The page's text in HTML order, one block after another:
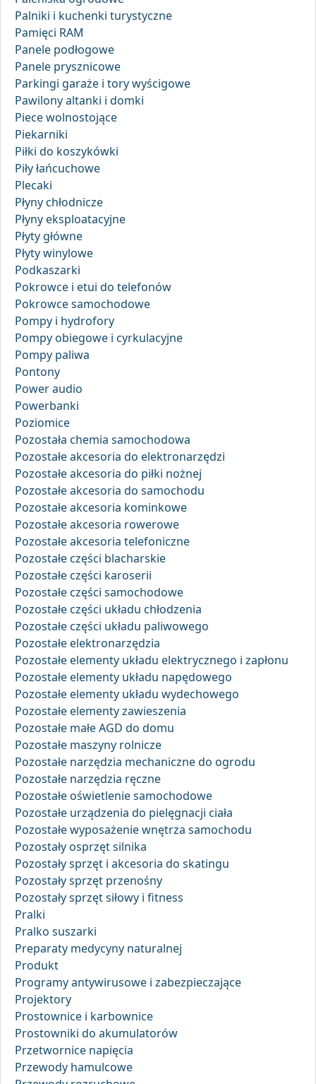
Palniki i kuchenki turystyczne
Pamięci RAM
Panele podłogowe
Panele prysznicowe
Parkingi garaże i tory wyścigowe
Pawilony altanki i domki
Piece wolnostojące
Piekarniki
Piłki do koszykówki
Piły łańcuchowe
Plecaki
Płyny chłodnicze
Płyny eksploatacyjne
Płyty główne
Płyty winylowe
Podkaszarki
Pokrowce i etui do telefonów
Pokrowce samochodowe
Pompy i hydrofory
Pompy obiegowe i cyrkulacyjne
Pompy paliwa
Pontony
Power audio
Powerbanki
Poziomice
Pozostała chemia samochodowa
Pozostałe akcesoria do elektronarzędzi
Pozostałe akcesoria do piłki nożnej
Pozostałe akcesoria do samochodu
Pozostałe akcesoria kominkowe
Pozostałe akcesoria rowerowe
Pozostałe akcesoria telefoniczne
Pozostałe części blacharskie
Pozostałe części karoserii
Pozostałe części samochodowe
Pozostałe części układu chłodzenia
Pozostałe części układu paliwowego
Pozostałe elektronarzędzia
Pozostałe elementy układu elektrycznego i zapłonu
Pozostałe elementy układu napędowego
Pozostałe elementy układu wydechowego
Pozostałe elementy zawieszenia
Pozostałe małe AGD do domu
Pozostałe maszyny rolnicze
Pozostałe narzędzia mechaniczne do ogrodu
Pozostałe narzędzia ręczne
Pozostałe oświetlenie samochodowe
Pozostałe urządzenia do pielęgnacji ciała
Pozostałe wyposażenie wnętrza samochodu
Pozostały osprzęt silnika
Pozostały sprzęt i akcesoria do skatingu
Pozostały sprzęt przenośny
Pozostały sprzęt siłowy i fitness
Pralki
Pralko suszarki
Preparaty medycyny naturalnej
Produkt
Programy antywirusowe i zabezpieczające
Projektory
Prostownice i karbownice
Prostowniki do akumulatorów
Przetwornice napięcia
Przewody hamulcowe